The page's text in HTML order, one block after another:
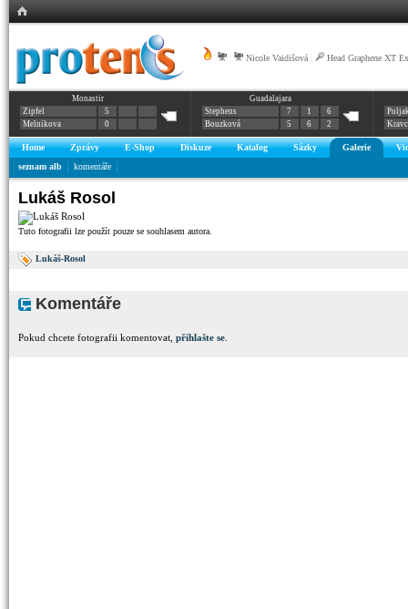
Nicole Vaidišová Head Graphene XT
Monastir
Zipfel
5
Melnikova
0
Guadalajara
Stephens
7 1
6
Bouzková
5 6 2
Home Zprávy E-Shop Diskuze Katalog Sázky Galerie
seznam alb
komentáře
Lukáš Rosol
Tuto fotografii lze použít pouze se souhlasem autora.
Lukáš-Rosol
Komentáře
Pokud chcete fotografii komentovat, přihlašte se